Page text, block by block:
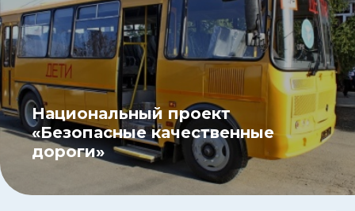
Национальный проект
«Безопасные качественные
дороги»